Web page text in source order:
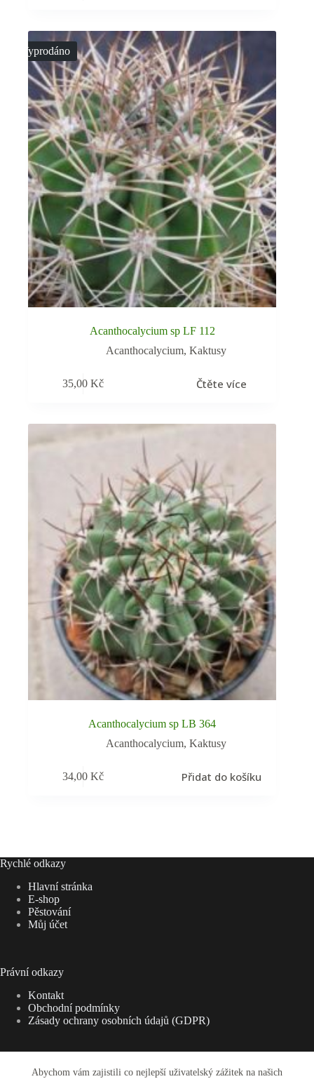
Abychom vám zajistili co nejlepší uživatelský zážitek na našich
Vyprodáno
Acanthocalycium sp LF 112
Acanthocalycium,Kaktusy
35,00Kč Čtěte více
Acanthocalycium sp LB 364
Acanthocalycium,Kaktusy
34,00Kč Přidat do košíku
Rychlé odkazy
Hlavní stránka
E-shop
Pěstování
Můj účet
Právní odkazy
Kontakt
Obchodní podmínky
Zásady ochrany osobních údajů (GDPR)